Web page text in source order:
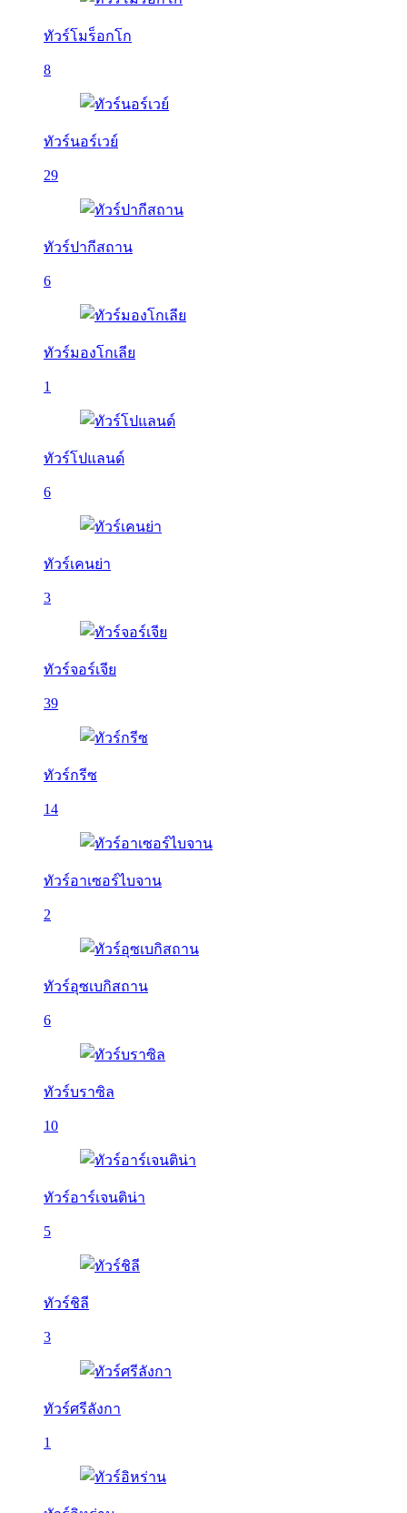
ทัวร์โมร็อกโก
8
ทัวร์นอร์เวย์
29
ทัวร์ปากีสถาน
6
ทัวร์มองโกเลีย
1
ทัวร์โปแลนด์
6
ทัวร์เคนย่า
3
ทัวร์จอร์เจีย
39
ทัวร์กรีซ
14
ทัวร์อาเซอร์ไบจาน
2
ทัวร์อุซเบกิสถาน
6
ทัวร์บราซิล
10
ทัวร์อาร์เจนติน่า
5
ทัวร์ชิลี
3
ทัวร์ศรีลังกา
1